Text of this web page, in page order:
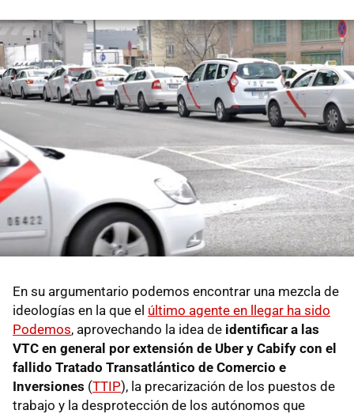
En su argumentario podemos encontrar una mezcla de
ideologías en la que el último agente en llegar ha sido
Podemos, aprovechando la idea de identificar a las
VTC en general por extensión de Uber y Cabify con el
fallido Tratado Transatlántico de Comercio e
Inversiones (TTIP), la precarización de los puestos de
trabajo y la desprotección de los autónomos que